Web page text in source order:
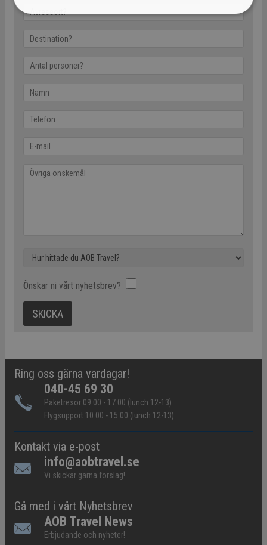
Önskar ni vårt nyhetsbrev?
Ring oss gärna vardagar!
040-45 69 30
Paketresor 09.00 - 17.00 (lunch 12-13)
Flygsupport 10.00 - 15.00 (lunch 12-13)
Kontakt via e-post
info@aobtravel.se
Vi skickar gärna förslag!
Gå med i vårt Nyhetsbrev
AOB Travel News
Erbjudande och nyheter!